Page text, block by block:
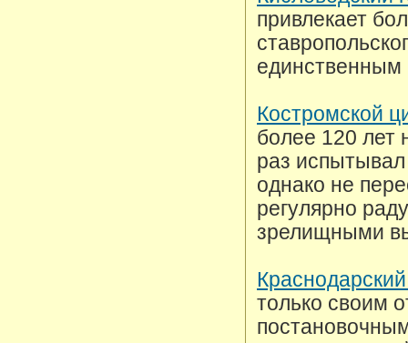
привлекает
единственным
Костромской
более 120 лет
раз
однако не
регулярно
зрелищными
только своим